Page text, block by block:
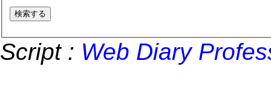
Script : Web Diary